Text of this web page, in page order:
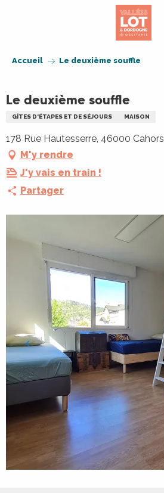
Accueil Le deuxième souffle
Le deuxième souffle
GÎTES D'ÉTAPES ET DE SÉJOURS MAISON
178 Rue Hautesserre, 46000 Cahors
M'y rendre
J'y vais en train !
Partager